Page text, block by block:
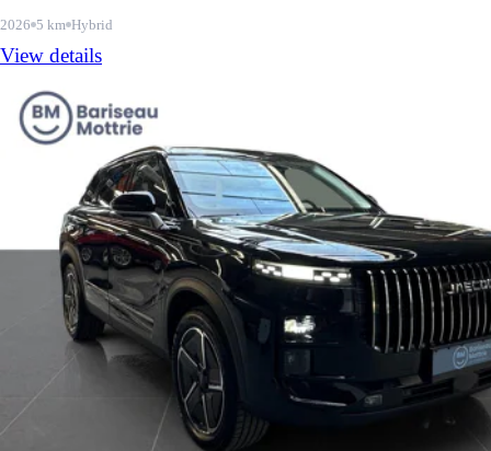
2026 5 km Hybrid
View details